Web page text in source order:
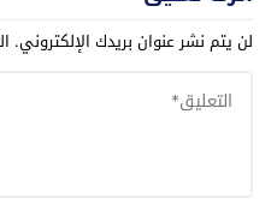
لن يتم نشر عنوان بريدك الإلكتروني.